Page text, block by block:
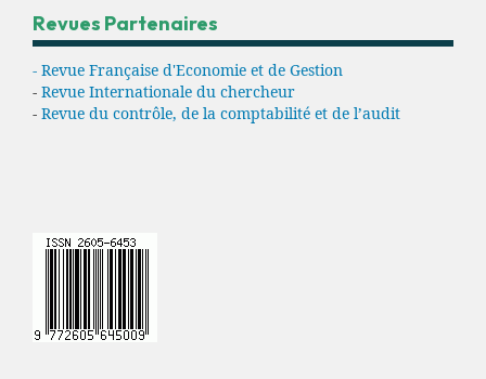
Revues Partenaires
- Revue Française d'Economie et de Gestion
- Revue Internationale du chercheur
- Revue du contrôle, de la comptabilité et de l’audit